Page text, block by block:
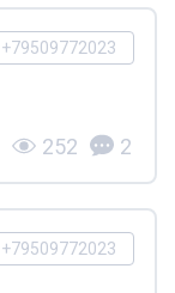
+79509772023
252 2
+79509772023